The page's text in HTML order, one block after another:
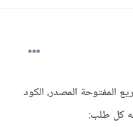
المفتوحة المصدر، الكود
كل طلب: